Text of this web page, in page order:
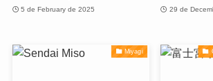
5 de February de 2025 29 de
Miyagi